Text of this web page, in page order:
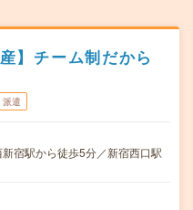
】チーム制だから
派遣
宿駅から徒歩5分／新宿西口駅